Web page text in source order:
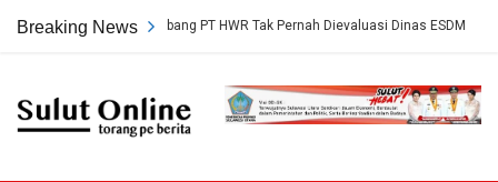
Breaking News
Tambang PT HWR Tak Pernah Dievaluasi Dinas ESDM
Sulut